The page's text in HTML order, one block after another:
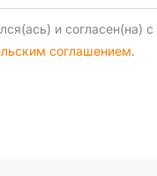
и согласен(на) с
соглашением.